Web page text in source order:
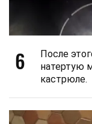
6
После
натертую
кастрюле.